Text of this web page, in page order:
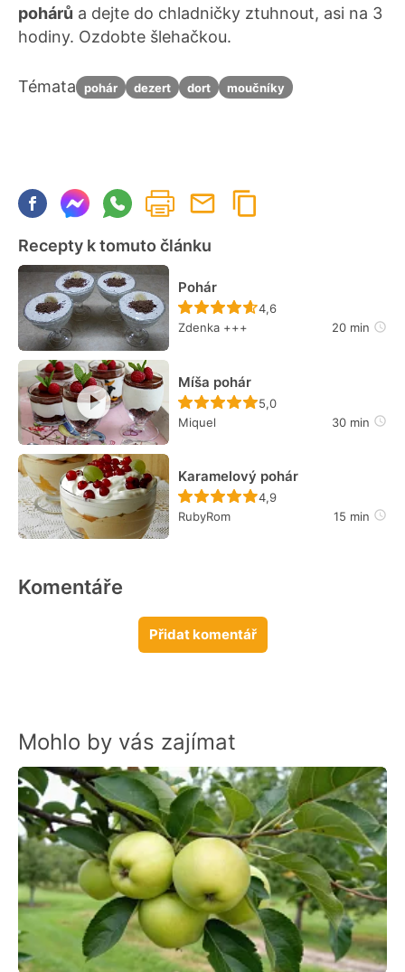
pohárů a dejte do chladničky ztuhnout, asi na 3
hodiny. Ozdobte šlehačkou.
Témata pohár dezert dort moučníky
Recepty k tomuto článku
Pohár
Recept ještě nebyl
4,6
Zdenka +++
20 min
Míša pohár
Recept ještě nebyl
5,0
Miquel
30 min
Karamelový pohár
Recept ještě nebyl
4,9
RubyRom
15 min
Komentáře
Přidat komentář
Mohlo by vás zajímat